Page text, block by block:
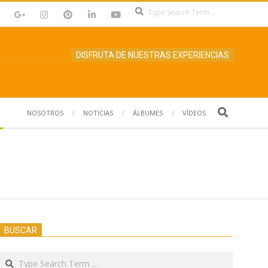
DISFRUTA DE NUESTRAS EXPERIENCIAS
NOSOTROS NOTICIAS ÁLBUMES VÍDEOS Search
BUSCAR